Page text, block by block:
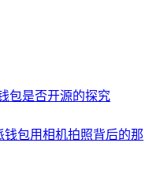
包是否开源的探究
包用相机拍照背后的那